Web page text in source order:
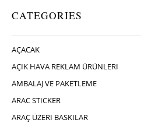
CATEGORIES
AÇACAK
AÇIK HAVA REKLAM ÜRÜNLERI
AMBALAJ VE PAKETLEME
ARAC STICKER
ARAÇ ÜZERI BASKILAR